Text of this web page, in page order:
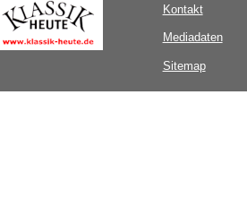
Kontakt
Mediadaten
Sitemap